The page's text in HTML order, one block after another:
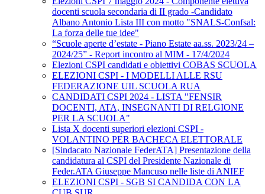
docenti scuola secondaria di II grado -Candidato
Albano Antonio Lista III con motto "SNALS-Confsal:
La forza delle tue idee"
“Scuole aperte d’estate - Piano Estate aa.ss. 2023/24 –
2024/25” - Report incontro al MIM - 17/4/2024
Elezioni CSPI candidati e obiettivi COBAS SCUOLA
ELEZIONI CSPI - I MODELLI ALLE RSU
FEDERAZIONE UIL SCUOLA RUA
CANDIDATI CSPI 2024 - LISTA "FENSIR
DOCENTI, ATA, INSEGNANTI DI RELGIONE
PER LA SCUOLA"
Lista X docenti superiori elezioni CSPI -
VOLANTINO PER BACHECA ELETTORALE
[Sindacato Nazionale FederATA] Presentazione della
candidatura al CSPI del Presidente Nazionale di
Feder.ATA Giuseppe Mancuso nelle liste di ANIEF
ELEZIONI CSPI - SGB SI CANDIDA CON LA